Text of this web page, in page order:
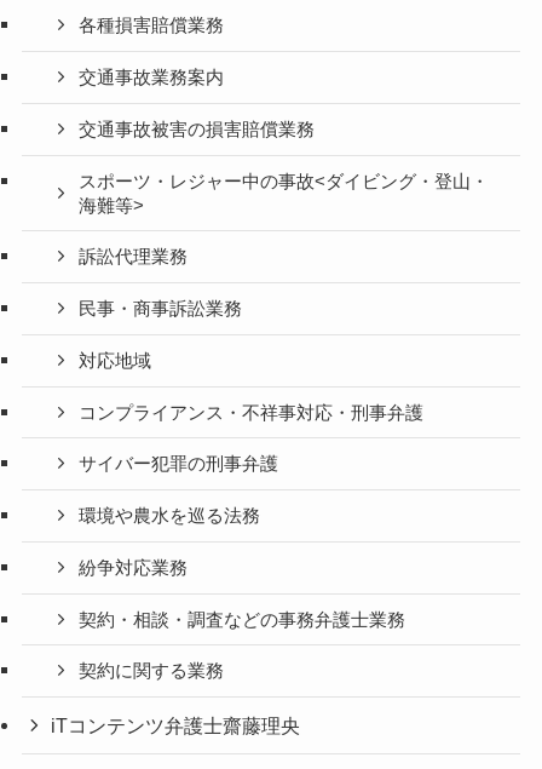
各種損害賠償業務
交通事故業務案内
交通事故被害の損害賠償業務
スポーツ・レジャー中の事故<ダイビング・登山・
海難等>
訴訟代理業務
民事・商事訴訟業務
対応地域
コンプライアンス・不祥事対応・刑事弁護
サイバー犯罪の刑事弁護
環境や農水を巡る法務
紛争対応業務
契約・相談・調査などの事務弁護士業務
契約に関する業務
iTコンテンツ弁護士齋藤理央